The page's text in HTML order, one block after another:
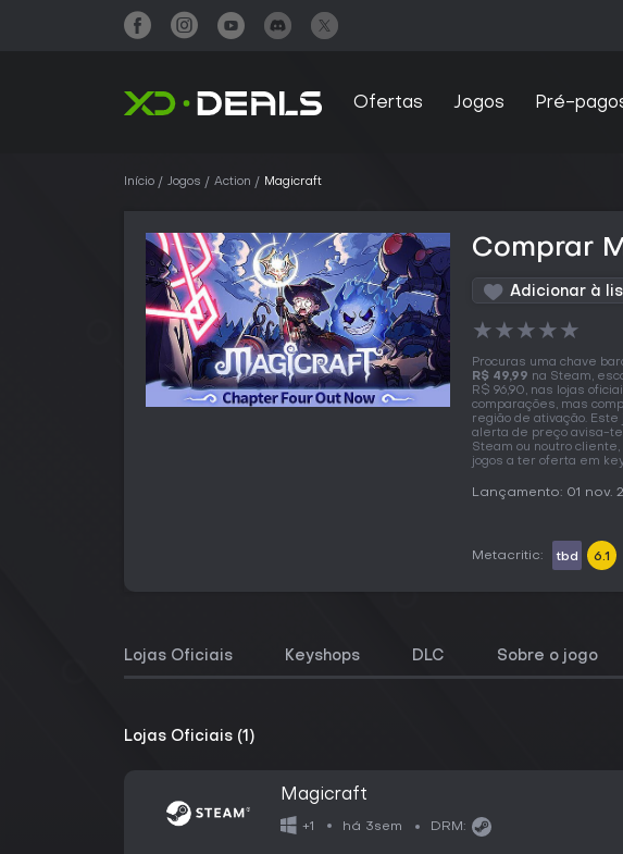
Ofertas Jogos Pré-
Início Jogos Action Magicraft
Comprar
Adicionar à
★★★★★
Procuras uma chave
R$ 49,99 na Steam,
R$ 96,90, nas lojas
comparações, mas
região de ativação. Este
alerta de preço avisa-te
Steam ou noutro
jogos a ter oferta em
Lançamento: 01 nov.
Metacritic: tbd 6.1
Lojas Oficiais Keyshops DLC Sobre o jogo
Lojas Oficiais (1)
Magicraft
+1 há 3sem DRM: